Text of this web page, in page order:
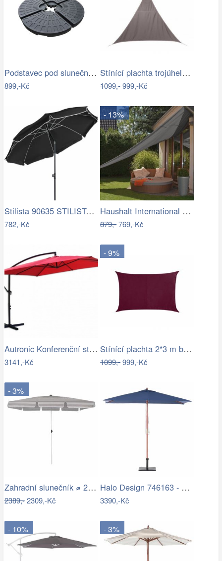
Podstavec pod slunečník Houseland Barx…
899,-Kč
Stínící plachta trojúhelník 3*3*3 m…
1099,-999,-Kč
Stilista 90635 STILISTA Zahradní…
782,-Kč
- 13%
Haushalt International Stínící…
879,-769,-Kč
Autronic Konferenční stolek AHG-402 WT
3141,-Kč
- 9%
Stínící plachta 2*3 m bordó
1099,-999,-Kč
- 3%
Zahradní slunečník ⌀ 2,85 m světle…
2389,-2309,-Kč
Halo Design 746163 - LED Stm. nab.…
3390,-Kč
- 10% - 3%